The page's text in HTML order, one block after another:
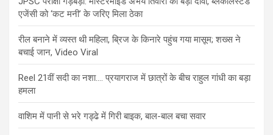
एजेंसी को ‘कट मनी’ के जरिए मिला ठेका
रील बनाने में व्यस्त थी महिला, ब्रिज के किनारे पहुंच गया मासूम; शख्स ने
बचाई जान, Video Viral
Reel 21वीं सदी का नशा…. प्रयागराज में छात्रों के बीच राहुल गांधी का बड़ा
हमला
वाशिम में पानी से भरे गड्ढे में गिरी बाइक, बाल-बाल बचा सवार